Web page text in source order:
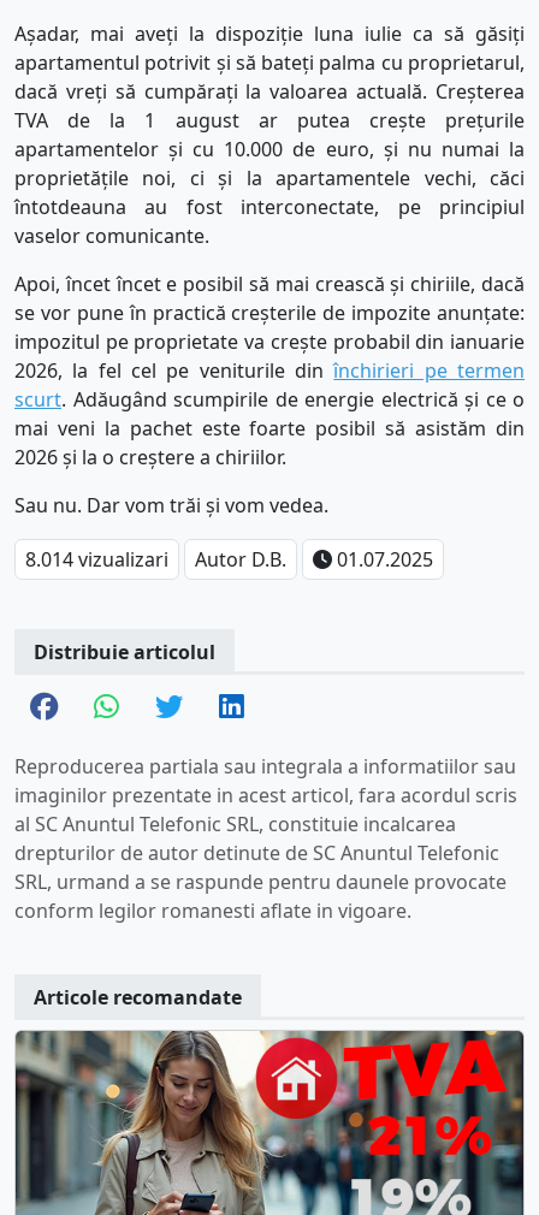
Așadar, mai aveți la dispoziție luna iulie ca să găsiți
apartamentul potrivit și să bateți palma cu proprietarul,
dacă vreți să cumpărați la valoarea actuală. Creșterea
TVA de la 1 august ar putea crește prețurile
apartamentelor și cu 10.000 de euro, și nu numai la
proprietățile noi, ci și la apartamentele vechi, căci
întotdeauna au fost interconectate, pe principiul
vaselor comunicante.
Apoi, încet încet e posibil să mai crească și chiriile, dacă
se vor pune în practică creșterile de impozite anunțate:
impozitul pe proprietate va crește probabil din ianuarie
2026, la fel cel pe veniturile dinînchirieri pe termen
scurt. Adăugând scumpirile de energie electrică și ce o
mai veni la pachet este foarte posibil să asistăm din
2026 și la o creștere a chiriilor.
Sau nu. Dar vom trăi și vom vedea.
8.014 vizualizari Autor D.B. 01.07.2025
Distribuie articolul
Reproducerea partiala sau integrala a informatiilor sau
imaginilor prezentate in acest articol, fara acordul scris
al SC Anuntul Telefonic SRL, constituie incalcarea
drepturilor de autor detinute de SC Anuntul Telefonic
SRL, urmand a se raspunde pentru daunele provocate
conform legilor romanesti aflate in vigoare.
Articole recomandate